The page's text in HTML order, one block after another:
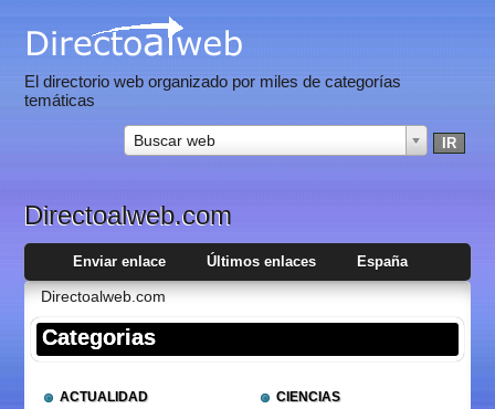
El directorio web organizado por miles de categorías
temáticas
Buscar web
Directoalweb.com
Enviar enlace Últimos enlaces España
Directoalweb.com
Categorias
ACTUALIDAD CIENCIAS